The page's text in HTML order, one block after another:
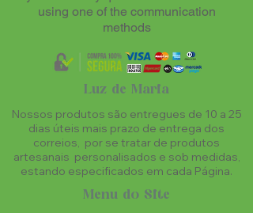
using one of the communication
methods
Luz de Maria
Nossos produtos são entregues de 10 a 25
dias úteis mais prazo de entrega dos
correios, por se tratar de produtos
artesanais personalisados e sob medidas,
estando especificados em cada Página.
Menu do Site